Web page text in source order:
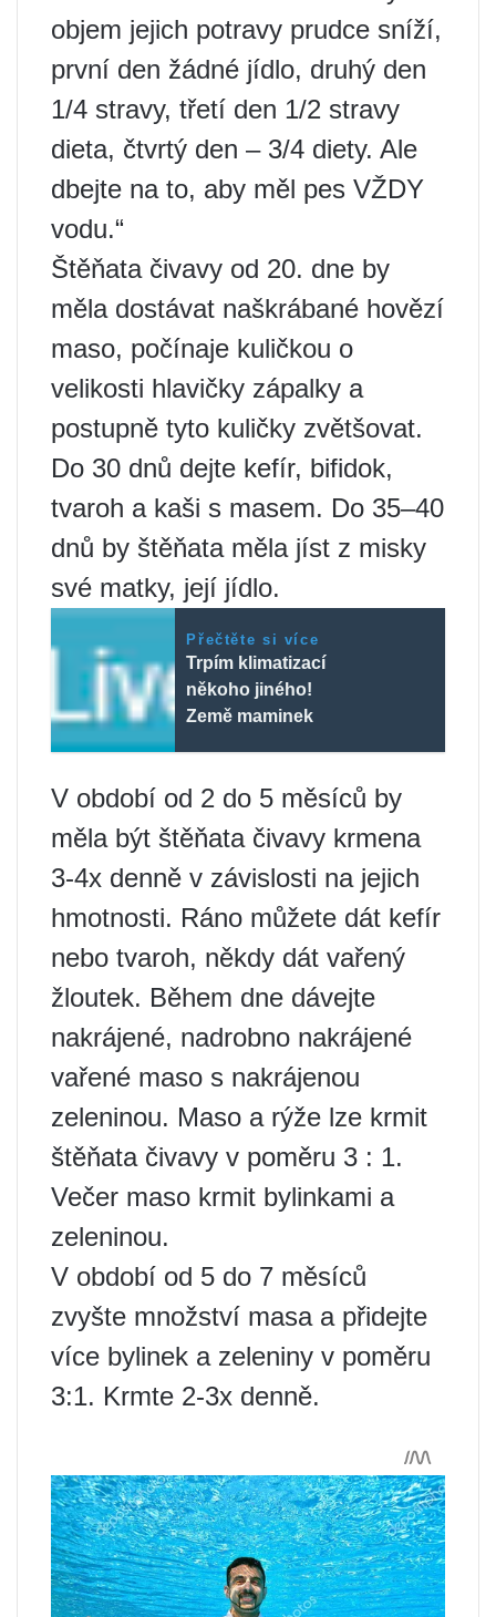
objem jejich potravy prudce sníží,
první den žádné jídlo, druhý den
1/4 stravy, třetí den 1/2 stravy
dieta, čtvrtý den – 3/4 diety. Ale
dbejte na to, aby měl pes VŽDY
vodu.“
Štěňata čivavy od 20. dne by
měla dostávat naškrábané hovězí
maso, počínaje kuličkou o
velikosti hlavičky zápalky a
postupně tyto kuličky zvětšovat.
Do 30 dnů dejte kefír, bifidok,
tvaroh a kaši s masem. Do 35–40
dnů by štěňata měla jíst z misky
své matky, její jídlo.
Přečtěte si více
Trpím klimatizací
někoho jiného!
Země maminek
V období od 2 do 5 měsíců by
měla být štěňata čivavy krmena
3-4x denně v závislosti na jejich
hmotnosti. Ráno můžete dát kefír
nebo tvaroh, někdy dát vařený
žloutek. Během dne dávejte
nakrájené, nadrobno nakrájené
vařené maso s nakrájenou
zeleninou. Maso a rýže lze krmit
štěňata čivavy v poměru 3 : 1.
Večer maso krmit bylinkami a
zeleninou.
V období od 5 do 7 měsíců
zvyšte množství masa a přidejte
více bylinek a zeleniny v poměru
3:1. Krmte 2-3x denně.